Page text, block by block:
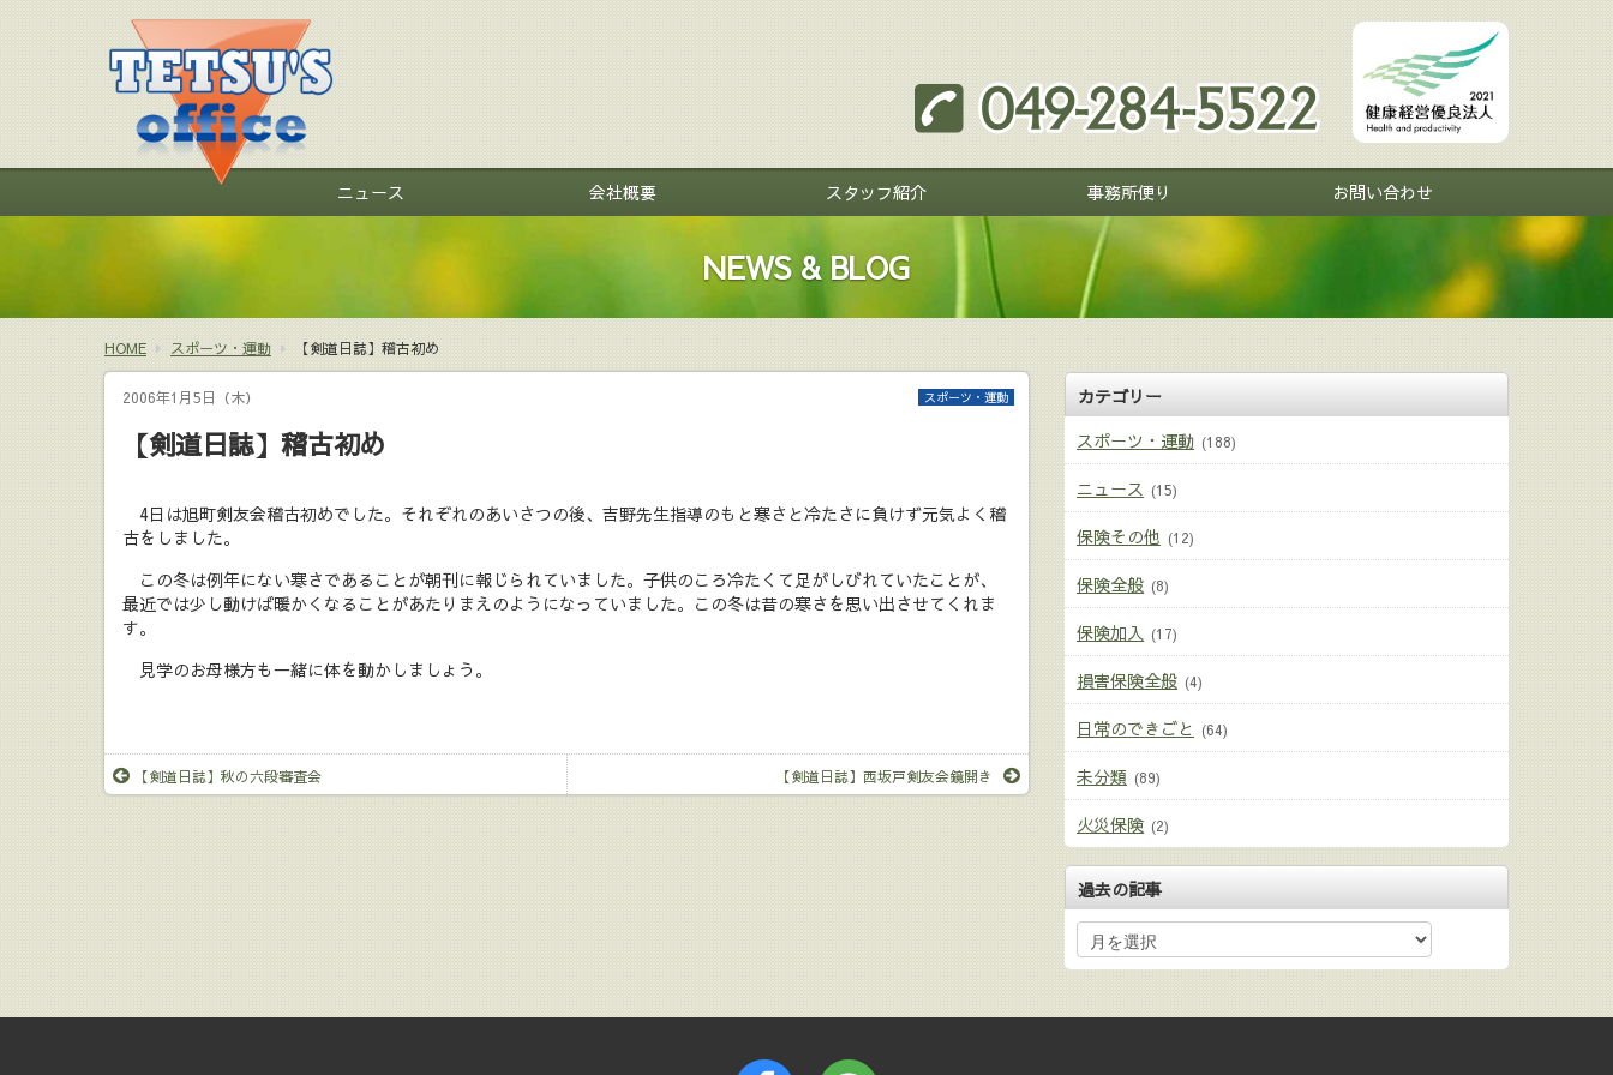
ニュース 会社概要 スタッフ紹介 事務所便り お問い合わせ
NEWS & BLOG
HOME スポーツ・運動 【剣道日誌】稽古初め
2006年1月5日（木） スポーツ・運動
【剣道日誌】稽古初め
4日は旭町剣友会稽古初めでした。それぞれのあいさつの後、吉野先生指導のもと寒さと冷たさに負けず元気よく稽
古をしました。
この冬は例年にない寒さであることが朝刊に報じられていました。子供のころ冷たくて足がしびれていたことが、
最近では少し動けば暖かくなることがあたりまえのようになっていました。この冬は昔の寒さを思い出させてくれま
す。
見学のお母様方も一緒に体を動かしましょう。
【剣道日誌】秋の六段審査会 【剣道日誌】西坂戸剣友会鏡開き
カテゴリー
スポーツ・運動 (188)
ニュース (15)
保険その他 (12)
保険全般 (8)
保険加入 (17)
損害保険全般 (4)
日常のできごと (64)
未分類 (89)
火災保険 (2)
過去の記事